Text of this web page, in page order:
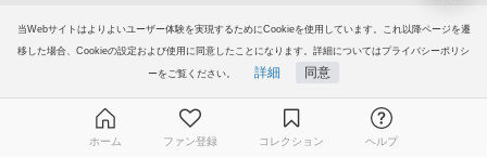
当Webサイトはよりよいユーザー体験を実現するためにCookieを使用しています。これ以降ページを遷
移した場合、Cookieの設定および使用に同意したことになります。詳細についてはプライバシーポリシ
ーをご覧ください。 詳細 同意
グループサイト
ホーム ファン登録 コレクション ヘルプ